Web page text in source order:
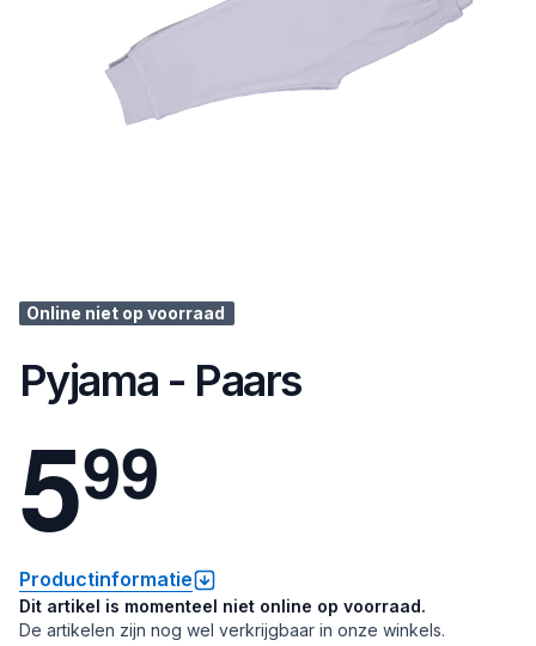
Online niet op voorraad
Pyjama - Paars
599
Productinformatie
Dit artikel is momenteel niet online op voorraad.
De artikelen zijn nog wel verkrijgbaar in onze winkels.